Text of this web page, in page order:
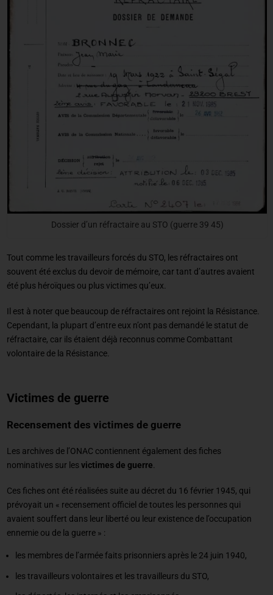
Dossier d’un réfractaire au STO (guerre 39 45)
Tout comme les travailleurs forcés du STO, les réfractaires ont
souvent été exclus du devoir de mémoire, car tant d’autres avaient
été plus héroïques ou plus victimes qu’eux.
Il est à noter que beaucoup de réfractaires ont rejoint la Résistance.
Cependant, la plupart d’entre eux n’ont pas demandé le statut de
réfractaire, car ils étaient déjà reconnus comme Combattant
volontaire de la Résistance.
Victimes de guerre
Recensement des victimes de guerre
Les archives de l’ONAC contiennent également des fiches
nominatives sur lesvictimes de guerre.
Ces fiches ont été réalisées suite au décret du 16 février 1945, qui
prévoyait un « recensement officiel de toutes les personnes qui
avaient souffert dans leur liberté ou leur existence de l’occupation
ennemie ou de la guerre » :
les membres de l’armée faits prisonniers après le 24 juin 1940,
les travailleurs volontaires et les travailleurs du STO,